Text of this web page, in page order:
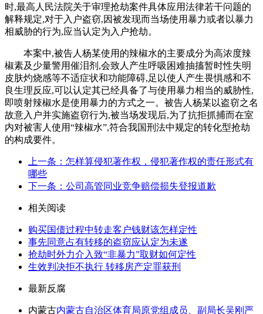
时,最高人民法院关于审理抢劫案件具体应用法律若干问题的
解释规定,对于入户盗窃,因被发现而当场使用暴力或者以暴力
相威胁的行为,应当认定为入户抢劫。
本案中,被告人杨某使用的辣椒水的主要成分为高浓度辣
椒素及少量警用催泪剂,会致人产生呼吸困难抽搐暂时性失明
皮肤灼烧感等不适症状和功能障碍,足以使人产生畏惧感和不
良生理反应,可以认定其已经具备了与使用暴力相当的威胁性,
即喷射辣椒水是使用暴力的方式之一。被告人杨某以盗窃之名
故意入户并实施盗窃行为,被当场发现后,为了抗拒抓捕而在室
内对被害人使用“辣椒水”,符合我国刑法中规定的转化型抢劫
的构成要件。
上一条：怎样算侵犯著作权，侵犯著作权的责任形式有
哪些
下一条：公司高管同业竞争赔偿损失登报道歉
相关阅读
购买国债过程中转走客户钱财该怎样定性
事先同意占有转移的盗窃应认定为未遂
抢劫时外力介入致“非暴力”取财如何定性
生效判决拒不执行 转移房产定罪获刑
最新反腐
内蒙古内蒙古自治区体育局原党组成员、副局长吴刚严